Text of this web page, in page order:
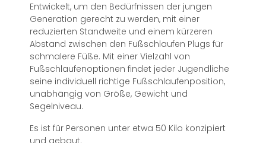
Entwickelt, um den Bedürfnissen der jungen
Generation gerecht zu werden, mit einer
reduzierten Standweite und einem kürzeren
Abstand zwischen den Fußschlaufen Plugs für
schmalere Füße. Mit einer Vielzahl von
Fußschlaufenoptionen findet jeder Jugendliche
seine individuell richtige Fußschlaufenposition,
unabhängig von Größe, Gewicht und
Segelniveau.
Es ist für Personen unter etwa 50 Kilo konzipiert